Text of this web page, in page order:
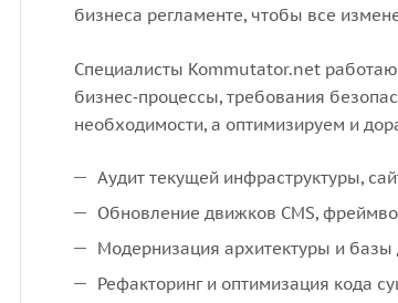
бизнеса регламенте, чтобы все
Специалисты Kommutator.net
бизнес‑процессы, требования
необходимости, а оптимизируем и
Аудит текущей инфраструктуры,
Обновление движков CMS,
Модернизация архитектуры и базы
Рефакторинг и оптимизация кода